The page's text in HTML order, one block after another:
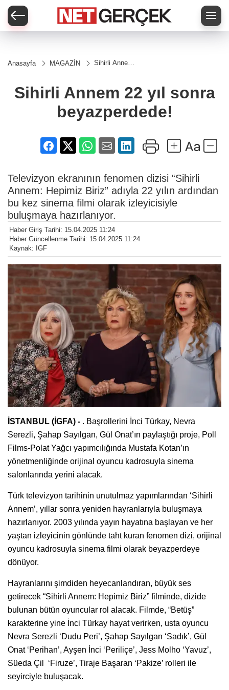
Anasayfa MAGAZİN
Sihirli Annem
Sihirli Annem 22 yıl sonra
beyazperdede!
Televizyon ekranının fenomen dizisi “Sihirli
Annem: Hepimiz Biriz” adıyla 22 yılın ardından
bu kez sinema filmi olarak izleyicisiyle
buluşmaya hazırlanıyor.
Haber Giriş Tarihi: 15.04.2025 11:24
Haber Güncellenme Tarihi: 15.04.2025 11:24
Kaynak: IGF
İSTANBUL (İGFA) - . Başrollerini İnci Türkay, Nevra
Serezli, Şahap Sayılgan, Gül Onat’ın paylaştığı proje, Poll
Films-Polat Yağcı yapımcılığında Mustafa Kotan’ın
yönetmenliğinde orijinal oyuncu kadrosuyla sinema
salonlarında yerini alacak.
Türk televizyon tarihinin unutulmaz yapımlarından ‘Sihirli
Annem’, yıllar sonra yeniden hayranlarıyla buluşmaya
hazırlanıyor. 2003 yılında yayın hayatına başlayan ve her
yaştan izleyicinin gönlünde taht kuran fenomen dizi, orijinal
oyuncu kadrosuyla sinema filmi olarak beyazperdeye
dönüyor.
Hayranlarını şimdiden heyecanlandıran, büyük ses
getirecek “Sihirli Annem: Hepimiz Biriz” filminde, dizide
bulunan bütün oyuncular rol alacak. Filmde, “Betüş”
karakterine yine İnci Türkay hayat verirken, usta oyuncu
Nevra Serezli ‘Dudu Peri’, Şahap Sayılgan ‘Sadık’, Gül
Onat ‘Perihan’, Ayşen İnci ‘Periliçe’, Jess Molho ‘Yavuz’,
Süeda Çil ‘Firuze’, Tiraje Başaran ‘Pakize’ rolleri ile
seyirciyle buluşacak.